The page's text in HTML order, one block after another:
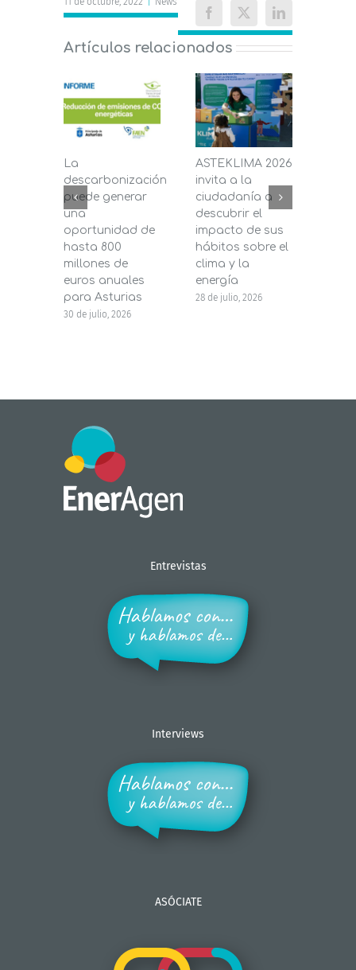
Facebook
X LinkedIn
Artículos relacionados
La
descarbonización
puede generar
una
oportunidad de
hasta 800
millones de
euros anuales
para Asturias
30 de julio, 2026
ASTEKLIMA 2026
invita a la
ciudadanía a
descubrir el
impacto de sus
hábitos sobre el
clima y la
energía
28 de julio, 2026
Entrevistas
Interviews
ASÓCIATE